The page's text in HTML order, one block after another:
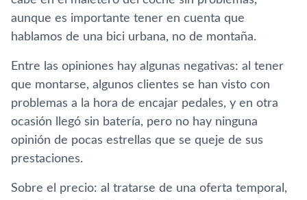
aunque es importante tener en cuenta que
hablamos de una bici urbana, no de montaña.
Entre las opiniones hay algunas negativas: al tener
que montarse, algunos clientes se han visto con
problemas a la hora de encajar pedales, y en otra
ocasión llegó sin batería, pero no hay ninguna
opinión de pocas estrellas que se queje de sus
prestaciones.
Sobre el precio: al tratarse de una oferta temporal,